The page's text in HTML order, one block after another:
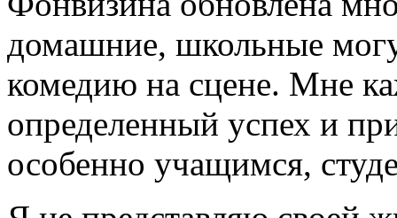
домашние, школьные
комедию на сцене. Мне
определенный успех и
особенно учащимся,